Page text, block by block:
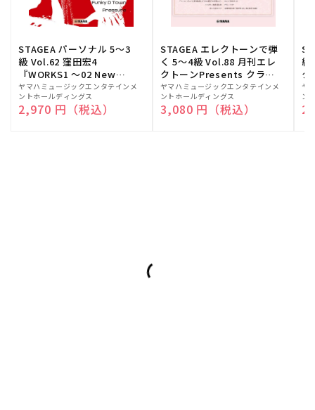
STAGEA パーソナル 5～3
級 Vol.62 窪田宏4
『WORKS1 ～02 New
edition～』
販
売
元:
ヤマハミュージックエンタテインメ
ントホールディングス
通常価格
2,970 円（税込）
STAGEA エレクトーンで弾
く 5～4級 Vol.88 月刊エレ
クトーンPresents クラシ
ック名曲集
販
売
元:
ヤマハミュージックエンタテインメ
ントホールディングス
通常価格
3,080 円（税込）
級
ク
販
売
元:
ヤ
ン